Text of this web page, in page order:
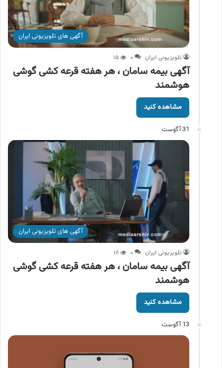
آگهی های تلویزیونی ایران
تلویزیونی ایران ۰ ۱۵
آگهی بیمه سامان ، هر هفته قرعه کشی گوشی
هوشمند
مشاهده کنید
31 آگوست
آگهی های تلویزیونی ایران
تلویزیونی ایران ۰ ۱۸
آگهی بیمه سامان ، هر هفته قرعه کشی گوشی
هوشمند
مشاهده کنید
13 آگوست